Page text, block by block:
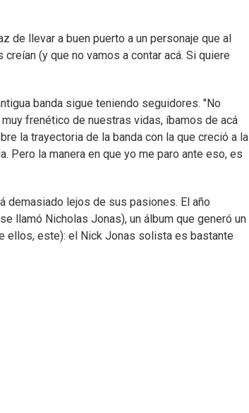
de llevar a buen puerto a un personaje que al
(y que no vamos a contar acá. Si quiere
banda sigue teniendo seguidores. "No
frenético de nuestras vidas, íbamos de acá
la trayectoria de la banda con la que creció a la
Pero la manera en que yo me paro ante eso, es
demasiado lejos de sus pasiones. El año
llamó Nicholas Jonas), un álbum que generó un
ellos, este): el Nick Jonas solista es bastante